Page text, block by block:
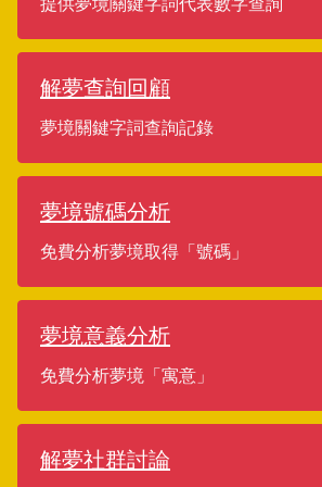
解夢查詢回顧
夢境關鍵字詞查詢記錄
夢境號碼分析
免費分析夢境取得「號碼」
夢境意義分析
免費分析夢境「寓意」
解夢社群討論